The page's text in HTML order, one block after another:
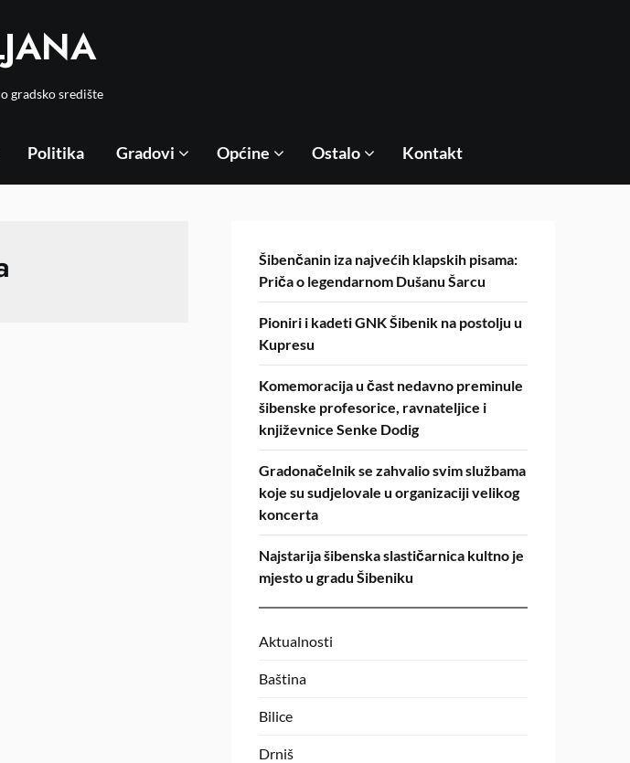
gradsko središte
Politika Gradovi Općine Ostalo Kontakt
Šibenčanin iza najvećih klapskih pisama:
Priča o legendarnom Dušanu Šarcu
Pioniri i kadeti GNK Šibenik na postolju u
Kupresu
Komemoracija u čast nedavno preminule
šibenske profesorice, ravnateljice i
književnice Senke Dodig
Gradonačelnik se zahvalio svim službama
koje su sudjelovale u organizaciji velikog
koncerta
Najstarija šibenska slastičarnica kultno je
mjesto u gradu Šibeniku
Aktualnosti
Baština
Bilice
Drniš